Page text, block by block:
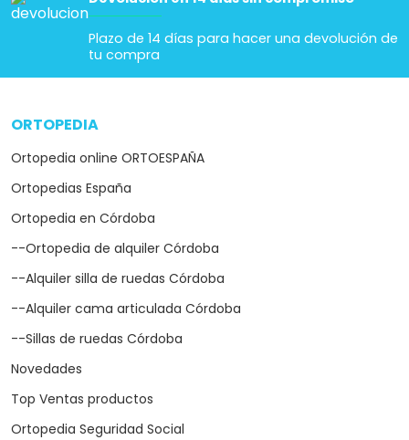
Plazo de 14 días para hacer una devolución de
tu compra
ORTOPEDIA
Ortopedia online ORTOESPAÑA
Ortopedias España
Ortopedia en Córdoba
--Ortopedia de alquiler Córdoba
--Alquiler silla de ruedas Córdoba
--Alquiler cama articulada Córdoba
--Sillas de ruedas Córdoba
Novedades
Top Ventas productos
Ortopedia Seguridad Social